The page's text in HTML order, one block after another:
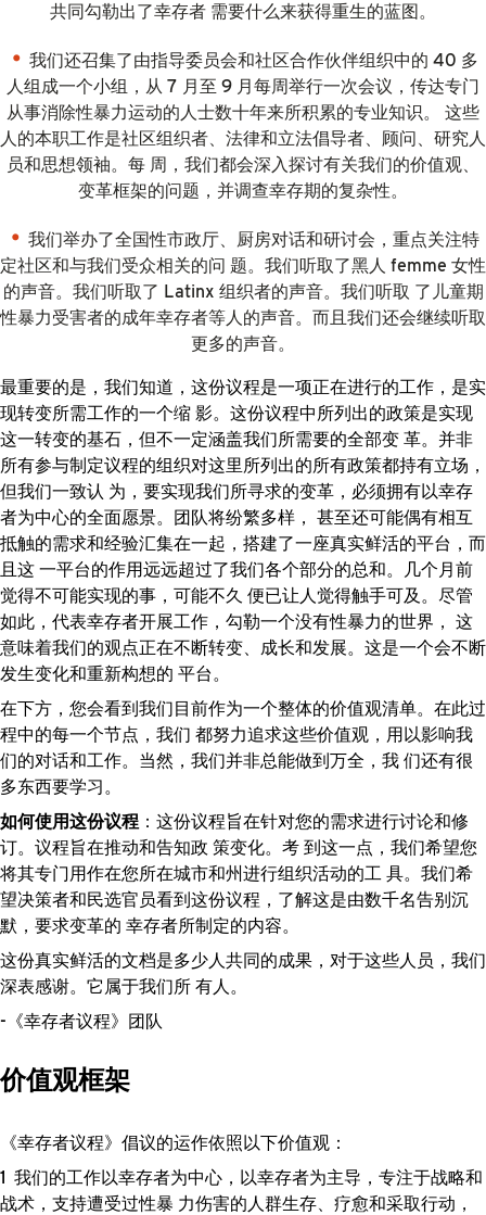
共同勾勒出了幸存者 需要什么来获得重生的蓝图。
我们还召集了由指导委员会和社区合作伙伴组织中的 40 多
人组成一个小组，从 7 月至 9 月每周举行一次会议，传达专门
从事消除性暴力运动的人士数十年来所积累的专业知识。 这些
人的本职工作是社区组织者、法律和立法倡导者、顾问、研究人
员和思想领袖。每 周，我们都会深入探讨有关我们的价值观、
变革框架的问题，并调查幸存期的复杂性。
我们举办了全国性市政厅、厨房对话和研讨会，重点关注特
定社区和与我们受众相关的问 题。我们听取了黑人 femme 女性
的声音。我们听取了 Latinx 组织者的声音。我们听取 了儿童期
性暴力受害者的成年幸存者等人的声音。而且我们还会继续听取
更多的声音。
最重要的是，我们知道，这份议程是一项正在进行的工作，是实
现转变所需工作的一个缩 影。这份议程中所列出的政策是实现
这一转变的基石，但不一定涵盖我们所需要的全部变 革。并非
所有参与制定议程的组织对这里所列出的所有政策都持有立场，
但我们一致认 为，要实现我们所寻求的变革，必须拥有以幸存
者为中心的全面愿景。团队将纷繁多样， 甚至还可能偶有相互
抵触的需求和经验汇集在一起，搭建了一座真实鲜活的平台，而
且这 一平台的作用远远超过了我们各个部分的总和。几个月前
觉得不可能实现的事，可能不久 便已让人觉得触手可及。尽管
如此，代表幸存者开展工作，勾勒一个没有性暴力的世界， 这
意味着我们的观点正在不断转变、成长和发展。这是一个会不断
发生变化和重新构想的 平台。
在下方，您会看到我们目前作为一个整体的价值观清单。在此过
程中的每一个节点，我们 都努力追求这些价值观，用以影响我
们的对话和工作。当然，我们并非总能做到万全，我 们还有很
多东西要学习。
如何使用这份议程 ：这份议程旨在针对您的需求进行讨论和修
订。议程旨在推动和告知政 策变化。考 到这一点，我们希望您
将其专门用作在您所在城市和州进行组织活动的工 具。我们希
望决策者和民选官员看到这份议程，了解这是由数千名告别沉
默，要求变革的 幸存者所制定的内容。
这份真实鲜活的文档是多少人共同的成果，对于这些人员，我们
深表感谢。它属于我们所 有人。
-《幸存者议程》团队
价值观框架
《幸存者议程》倡议的运作依照以下价值观：
我们的工作以幸存者为中心，以幸存者为主导，专注于战略和
战术，支持遭受过性暴 力伤害的人群生存、疗愈和采取行动，